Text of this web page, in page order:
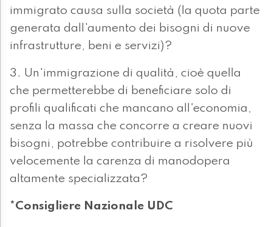
immigrato causa sulla società (la quota parte
generata dall'aumento dei bisogni di nuove
infrastrutture, beni e servizi)?
3. Un'immigrazione di qualità, cioè quella
che permetterebbe di beneficiare solo di
profili qualificati che mancano all'economia,
senza la massa che concorre a creare nuovi
bisogni, potrebbe contribuire a risolvere più
velocemente la carenza di manodopera
altamente specializzata?
*Consigliere Nazionale UDC